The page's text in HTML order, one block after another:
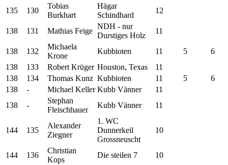
135 130
Tobias
Burkhart
Hägar
Schindhard
12
138 131 Mathias Feige
NDH - nur
Durstiges Holz
11
138 132
Michaela
Krone
Kubbioten 11 5
6
138
133 Robert Krüger Houston, Texas
11
138
134 Thomas Kunz Kubbioten 11 5
6
138
- Michael Keller Kubb Vänner
11
138
-
Stephan
Fleischhauer
Kubb Vänner 11
144 135
Alexander
Ziegner
1. WC
Dunnerkeil
Grossneuscht
10
144 136
Christian
Kops
Die steilen 7 10